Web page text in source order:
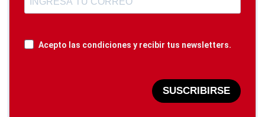
Acepto las condiciones y recibir tus newsletters.
SUSCRIBIRSE